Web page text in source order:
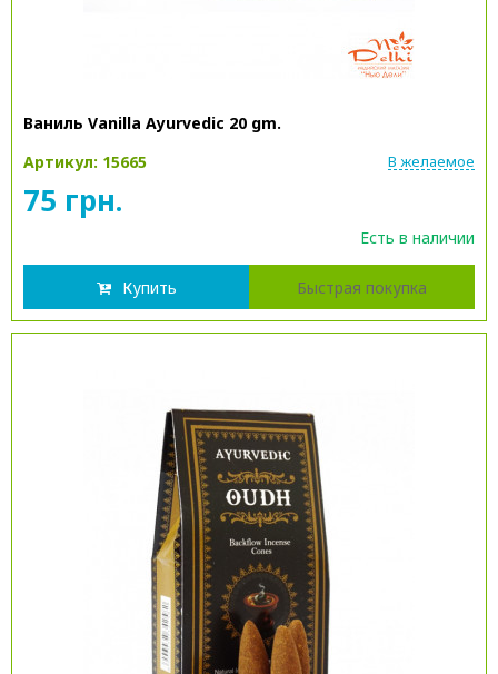
Ваниль Vanilla Ayurvedic 20 gm.
Артикул: 15665
В желаемое
75 грн.
Есть в наличии
Купить Быстрая покупка